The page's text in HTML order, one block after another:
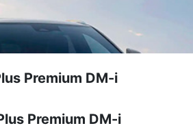
Premium DM-i
Premium DM-i